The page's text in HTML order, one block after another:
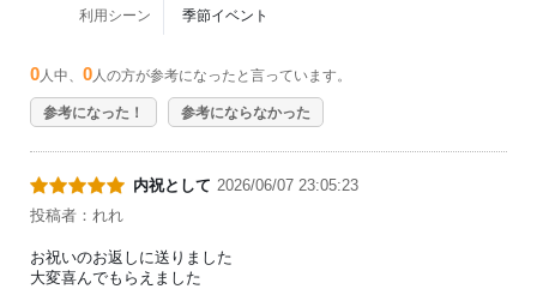
利用シーン 季節イベント
0 人中、 0 人の方が参考になったと言っています。
参考になった！ 参考にならなかった
内祝として 2026/06/07 23:05:23
投稿者：れれ
お祝いのお返しに送りました
大変喜んでもらえました